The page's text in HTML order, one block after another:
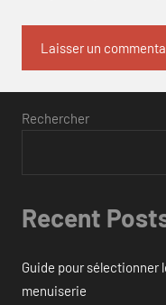
Rechercher
Recent
Guide pour sélectionner
menuiserie